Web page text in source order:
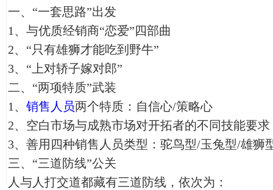
一、“一套思路”出发
1、与优质经销商“恋爱”四部曲
2、“只有雄狮才能吃到野牛”
3、“上对轿子嫁对郎”
二、“两项特质”武装
1、 销售人员两个特质：自信心/策略心
2、空白市场与成熟市场对开拓者的不同技能要求
3、善用四种销售人员类型：驼鸟型/玉兔型/雄狮
三、“三道防线”公关
人与人打交道都藏有三道防线，依次为：